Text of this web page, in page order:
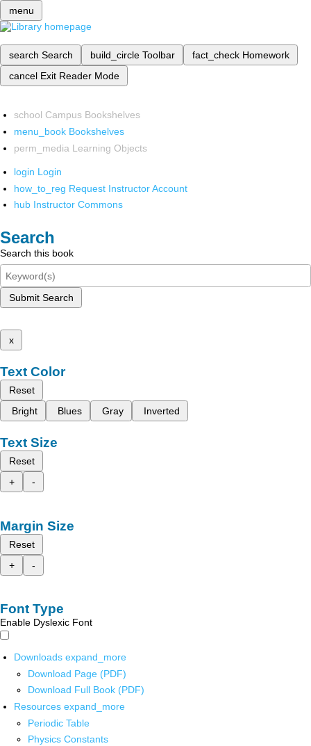
menu
search Search build_circle Toolbar fact_check Homework
cancel Exit Reader Mode
school Campus Bookshelves
menu_book Bookshelves
perm_media Learning Objects
login Login
how_to_reg Request Instructor Account
hub Instructor Commons
Search
Search this book
Submit Search
x
Text Color
Reset
Bright
Blues Gray Inverted
Text Size
Reset
+
-
Margin Size
Reset
+
-
Font Type
Enable Dyslexic Font
Downloads expand_more
Download Page (PDF)
Download Full Book (PDF)
Resources expand_more
Periodic Table
Physics Constants